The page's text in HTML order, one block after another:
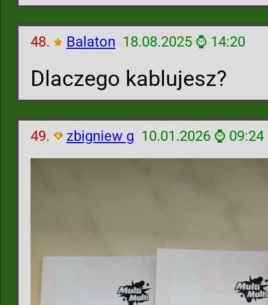
48. Balaton 18.08.2025 ⌚ 14:20
Dlaczego kablujesz?
49. zbigniew g 10.01.2026 ⌚ 09:24